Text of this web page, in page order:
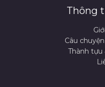
Thông
Câu
Thành tựu